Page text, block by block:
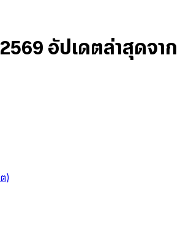
อัปเดตล่าสุดจาก
)